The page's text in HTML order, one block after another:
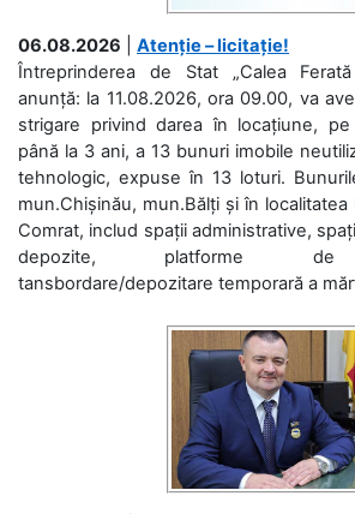
06.08.2026
Atenție – licitație!
Întreprinderea de Stat „Calea
anunță: la 11.08.2026, ora 09.00, va
strigare privind darea în locațiune,
până la 3 ani, a 13 bunuri imobile
tehnologic, expuse în 13 loturi.
mun.Chișinău, mun.Bălți și în
Comrat, includ spații administrative,
depozite, platforme de
tansbordare/depozitare temporară a